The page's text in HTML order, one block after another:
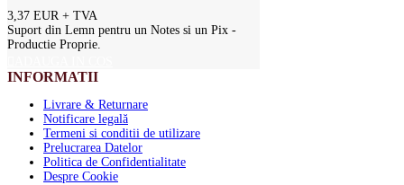
3,37 EUR + TVA
Suport din Lemn pentru un Notes si un Pix -
Productie Proprie.
INFORMATII
Livrare & Returnare
Notificare legală
Termeni si conditii de utilizare
Prelucrarea Datelor
Politica de Confidentialitate
Despre Cookie